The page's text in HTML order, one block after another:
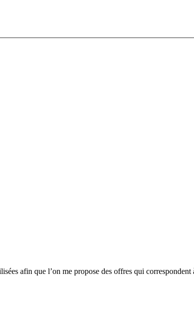
afin que l’on me propose des offres qui